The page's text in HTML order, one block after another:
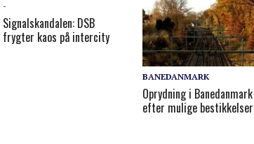
-
Signalskandalen: DSB
frygter kaos på intercity
BANEDANMARK
Oprydning i Banedanmark
efter mulige bestikkelser